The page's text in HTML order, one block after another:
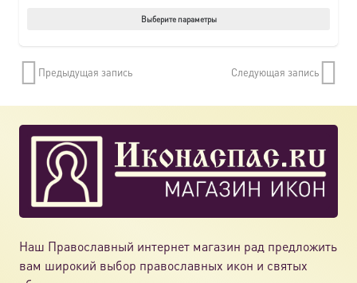
Выберите параметры
можно
Предыдущая запись Следующая запись
Наш Православный интернет магазин рад предложить
вам широкий выбор православных икон и святых